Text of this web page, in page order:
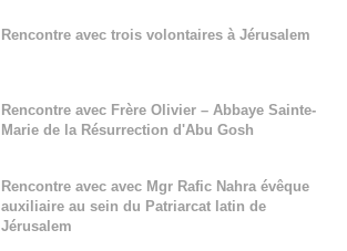
Rencontre avec trois volontaires à Jérusalem
Rencontre avec Frère Olivier – Abbaye Sainte-
Marie de la Résurrection d'Abu Gosh
Rencontre avec avec Mgr Rafic Nahra évêque
auxiliaire au sein du Patriarcat latin de
Jérusalem